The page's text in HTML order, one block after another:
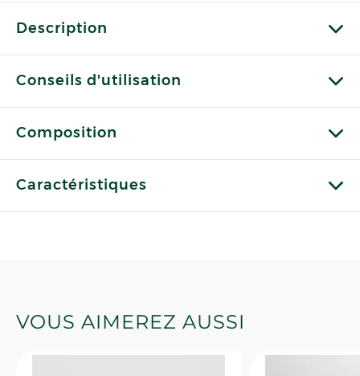
Description
Conseils d'utilisation
Composition
Caractéristiques
VOUS AIMEREZ AUSSI